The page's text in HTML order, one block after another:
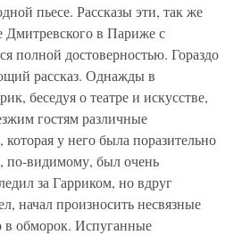
пьесе. Рассказы эти, так же
Дмитревского в Париже с
полной достоверностью. Гораздо
рассказ. Однажды в
беседуя о театре и искусстве,
гостям различные
у него была поразительно
по-видимому, был очень
за Гарриком, но вдруг
начал произносить несвязные
в обморок. Испуганные